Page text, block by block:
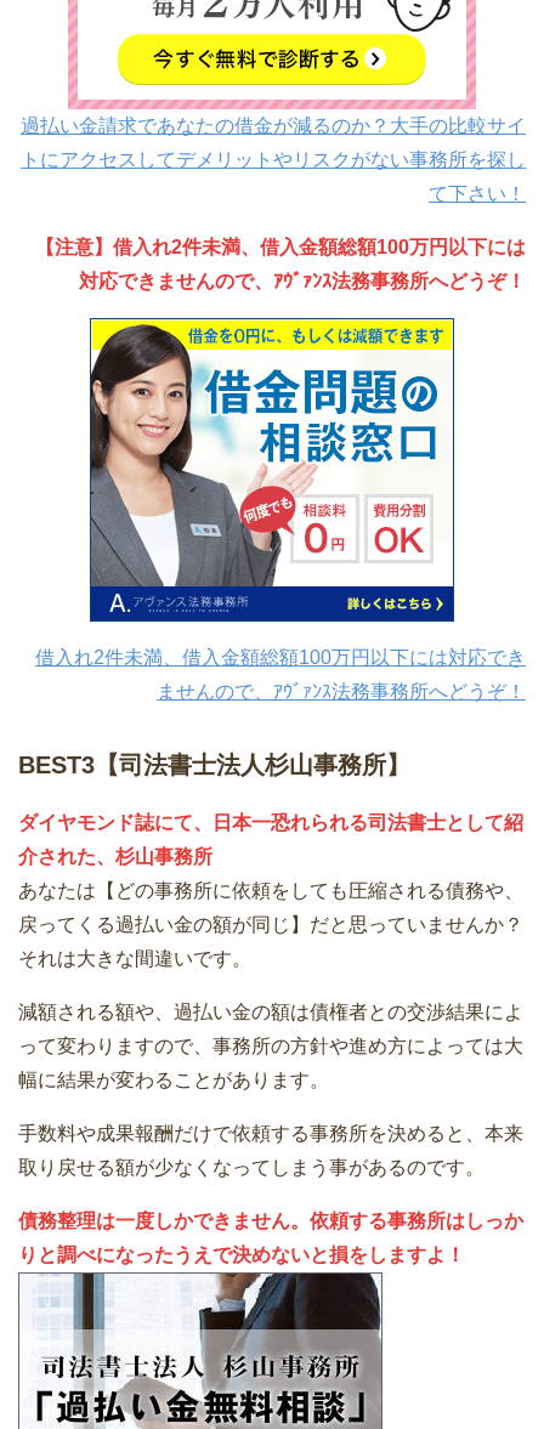
過払い金請求であなたの借金が減るのか？大手の比較サイ
トにアクセスしてデメリットやリスクがない事務所を探し
て下さい！
【注意】借入れ2件未満、借入金額総額100万円以下には
対応できませんので、ｱｳﾞｧﾝｽ法務事務所へどうぞ！
借入れ2件未満、借入金額総額100万円以下には対応でき
ませんので、ｱｳﾞｧﾝｽ法務事務所へどうぞ！
BEST3【司法書士法人杉山事務所】
ダイヤモンド誌にて、日本一恐れられる司法書士として紹
介された、杉山事務所
あなたは【どの事務所に依頼をしても圧縮される債務や、
戻ってくる過払い金の額が同じ】だと思っていませんか？
それは大きな間違いです。
減額される額や、過払い金の額は債権者との交渉結果によ
って変わりますので、事務所の方針や進め方によっては大
幅に結果が変わることがあります。
手数料や成果報酬だけで依頼する事務所を決めると、本来
取り戻せる額が少なくなってしまう事があるのです。
債務整理は一度しかできません。依頼する事務所はしっか
りと調べになったうえで決めないと損をしますよ！